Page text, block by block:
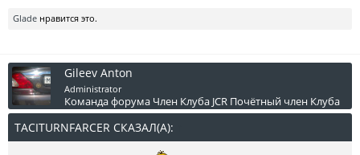
Glade нравится это.
Gileev Anton
Administrator
Команда форума Член Клуба JCR Почётный член Клуба
TACITURNFARCER СКАЗАЛ(А):